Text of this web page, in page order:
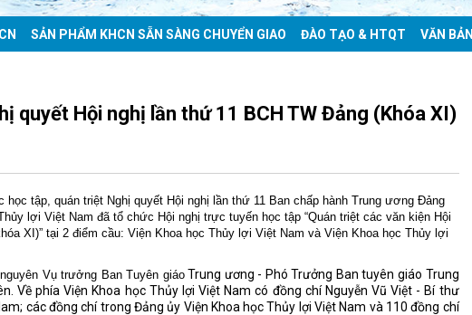
SẢN PHẨM KHCN SẴN SÀNG CHUYỂN GIAO ĐÀO TẠO & HTQT VĂN BẢN
quyết Hội nghị lần thứ 11 BCH TW Đảng (Khóa XI)
tập, quán triệt Nghị quyết Hội nghị lần thứ 11 Ban chấp hành Trung ương Đảng
lợi Việt Nam đã tổ chức Hội nghị trực tuyến học tập “Quán triệt các văn kiện Hội
XI)” tại 2 điểm cầu: Viện Khoa học Thủy lợi Việt Nam và Viện Khoa học Thủy lợi
Vụ trưởng Ban Tuyên giáoTrung ương - Phó Trưởng Ban tuyên giáo Trung
Về phía Viện Khoa học Thủy lợi Việt Nam có đồng chí Nguyễn Vũ Việt - Bí thư
các đồng chí trong Đảng ủy Viện Khoa học Thủy lợi Việt Nam và 110 đồng chí